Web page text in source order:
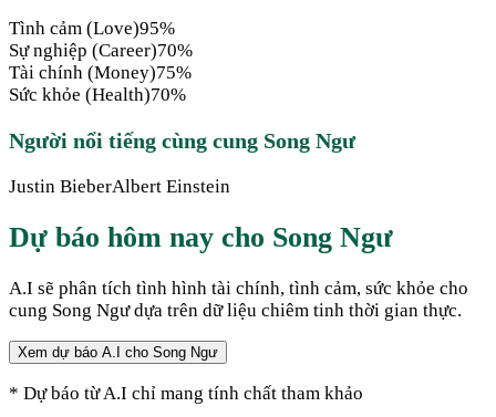
Tình cảm (Love)95%
Sự nghiệp (Career)70%
Tài chính (Money)75%
Sức khỏe (Health)70%
Người nổi tiếng cùng cung Song Ngư
Justin BieberAlbert Einstein
Dự báo hôm nay cho Song Ngư
A.I sẽ phân tích tình hình tài chính, tình cảm, sức khỏe cho
cung Song Ngưdựa trên dữ liệu chiêm tinh thời gian thực.
Xem dự báo A.I cho Song Ngư
* Dự báo từ A.I chỉ mang tính chất tham khảo